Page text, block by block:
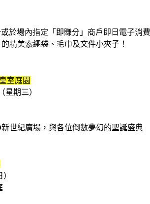
於場內指定「即賺分」商戶即日電子消
精美索繩袋、毛巾及文件小夾子！
室庭園
星期三）
世紀廣場，與各位倒數夢幻的聖誕盛典